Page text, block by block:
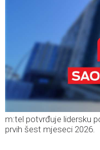
m:tel potvrđuje lidersku
prvih šest mjeseci 2026.